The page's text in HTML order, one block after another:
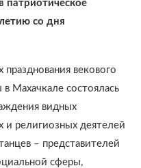
патриотическое
со дня
векового
состоялась
видных
и религиозных деятелей
– представителей
сферы,